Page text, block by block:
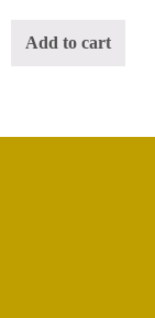
Add to cart